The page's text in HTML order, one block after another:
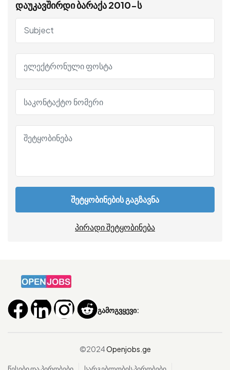
დაუკავშირდი ბარაქა 2010-ს
შეტყობინების გაგზავნა
პირადი შეტყობინება
გამოგვყევი:
©2024Openjobs.ge